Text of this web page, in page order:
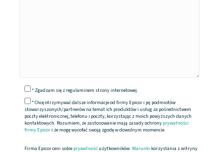
* Zgadzam się z regulaminem strony internetowej.
* Chcę otrzymywać dalsze informacje od firmy Epicor i jej podmiotów
stowarzyszonych/partnerów na temat ich produktów i usług za pośrednictwem
poczty elektronicznej, telefonu i poczty, korzystając z moich powyższych danych
kontaktowych. Rozumiem, że zastosowanie mają zasady ochrony prywatności
firmy Epicori że mogę wycofać swoją zgodę w dowolnym momencie.
Firma Epicor ceni sobie prywatność użytkowników.Warunki korzystania z witryny